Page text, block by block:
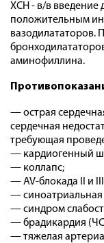
ХСН - в/в введение
положительным
вазодилататоров.
аминофиллина.
— острая
сердечная
требующая
— кардиогенный
— коллапс;
— AV-блокада II и
— синоатриальная
— синдром
— брадикардия
— тяжелая